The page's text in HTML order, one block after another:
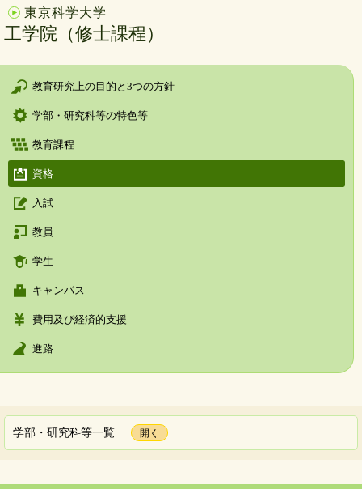
東京科学大学
工学院（修士課程）
教育研究上の目的と3つの方針
学部・研究科等の特色等
教育課程
資格
入試
教員
学生
キャンパス
費用及び経済的支援
進路
学部・研究科等一覧